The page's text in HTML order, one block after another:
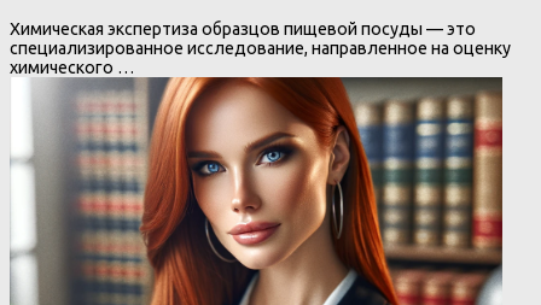
Химическая экспертиза образцов пищевой посуды — это
специализированное исследование, направленное на оценку
химического …